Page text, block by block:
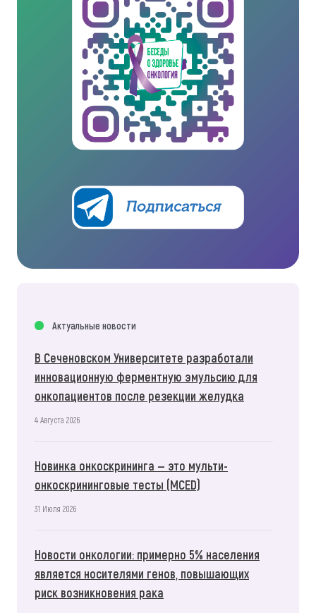
Актуальные новости
В Сеченовском Университете разработали
инновационную ферментную эмульсию для
онкопациентов после резекции желудка
4 Августа 2026
Новинка онкоскрининга — это мульти-
онкоскрининговые тесты (MCED)
31 Июля 2026
Новости онкологии: примерно 5% населения
является носителями генов, повышающих
риск возникновения рака